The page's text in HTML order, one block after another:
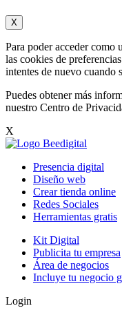
X
Para poder acceder como
las cookies de
intentes de nuevo cuando
Puedes obtener más
nuestro Centro de
X
Presencia digital
Diseño web
Crear tienda online
Redes Sociales
Herramientas gratis
Kit Digital
Publicita tu empresa
Área de negocios
Incluye tu negocio
Login